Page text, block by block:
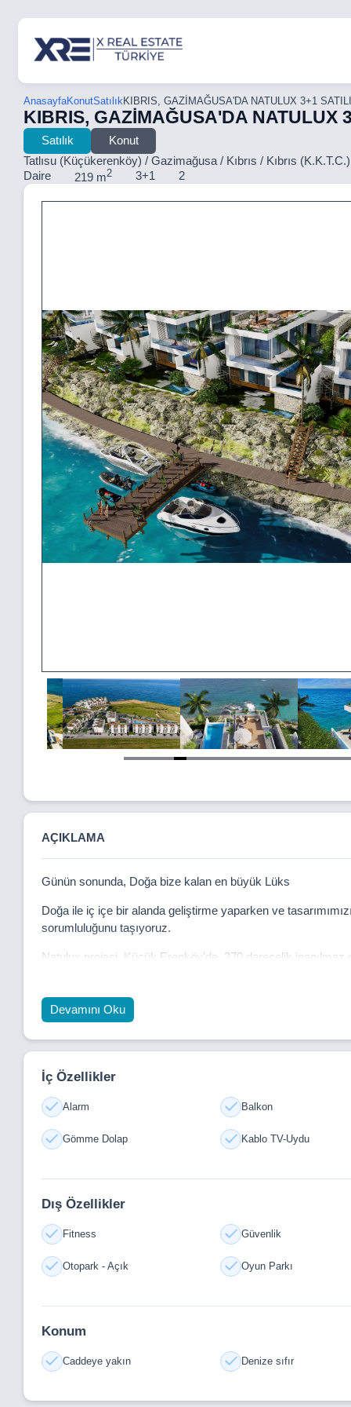
AnasayfaKonutSatılıkKIBRIS, GAZİMAĞUSA'DA NATULUX 3+1
KIBRIS, GAZİMAĞUSA'DA NATULUX
Satılık
Konut
Tatlısu (Küçükerenköy) / Gazimağusa / Kıbrıs / Kıbrıs (K.K.T.C.)
Daire 219 m2 3+1 2
24
AÇIKLAMA
Günün sonunda, Doğa bize kalan en büyük Lüks
Doğa ile iç içe bir alanda geliştirme yaparken ve
sorumluluğunu taşıyoruz.
Natulux projesi, Küçük Erenköy'de, 270 derecelik
Devamını Oku
İç Özellikler
Alarm Balkon
Gömme Dolap Kablo TV-Uydu
Dış Özellikler
Fitness Güvenlik
Otopark - Açık Oyun Parkı
Konum
Caddeye yakın Denize sıfır